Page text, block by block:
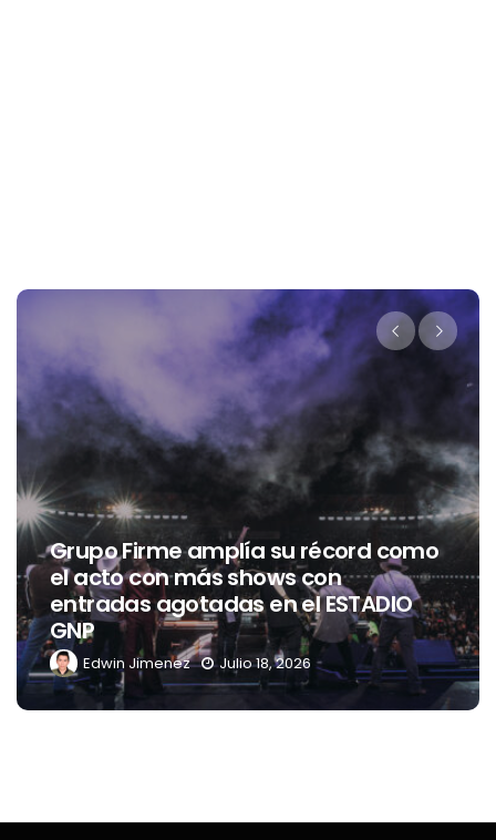
Entrevista con PSYCHIC FEVER from
EXILE TRIBE
Issi Vega Julio 15, 2026